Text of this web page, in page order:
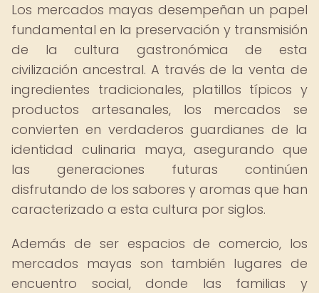
Los mercados mayas desempeñan un papel
fundamental en la preservación y transmisión
de la cultura gastronómica de esta
civilización ancestral. A través de la venta de
ingredientes tradicionales, platillos típicos y
productos artesanales, los mercados se
convierten en verdaderos guardianes de la
identidad culinaria maya, asegurando que
las generaciones futuras continúen
disfrutando de los sabores y aromas que han
caracterizado a esta cultura por siglos.
Además de ser espacios de comercio, los
mercados mayas son también lugares de
encuentro social, donde las familias y